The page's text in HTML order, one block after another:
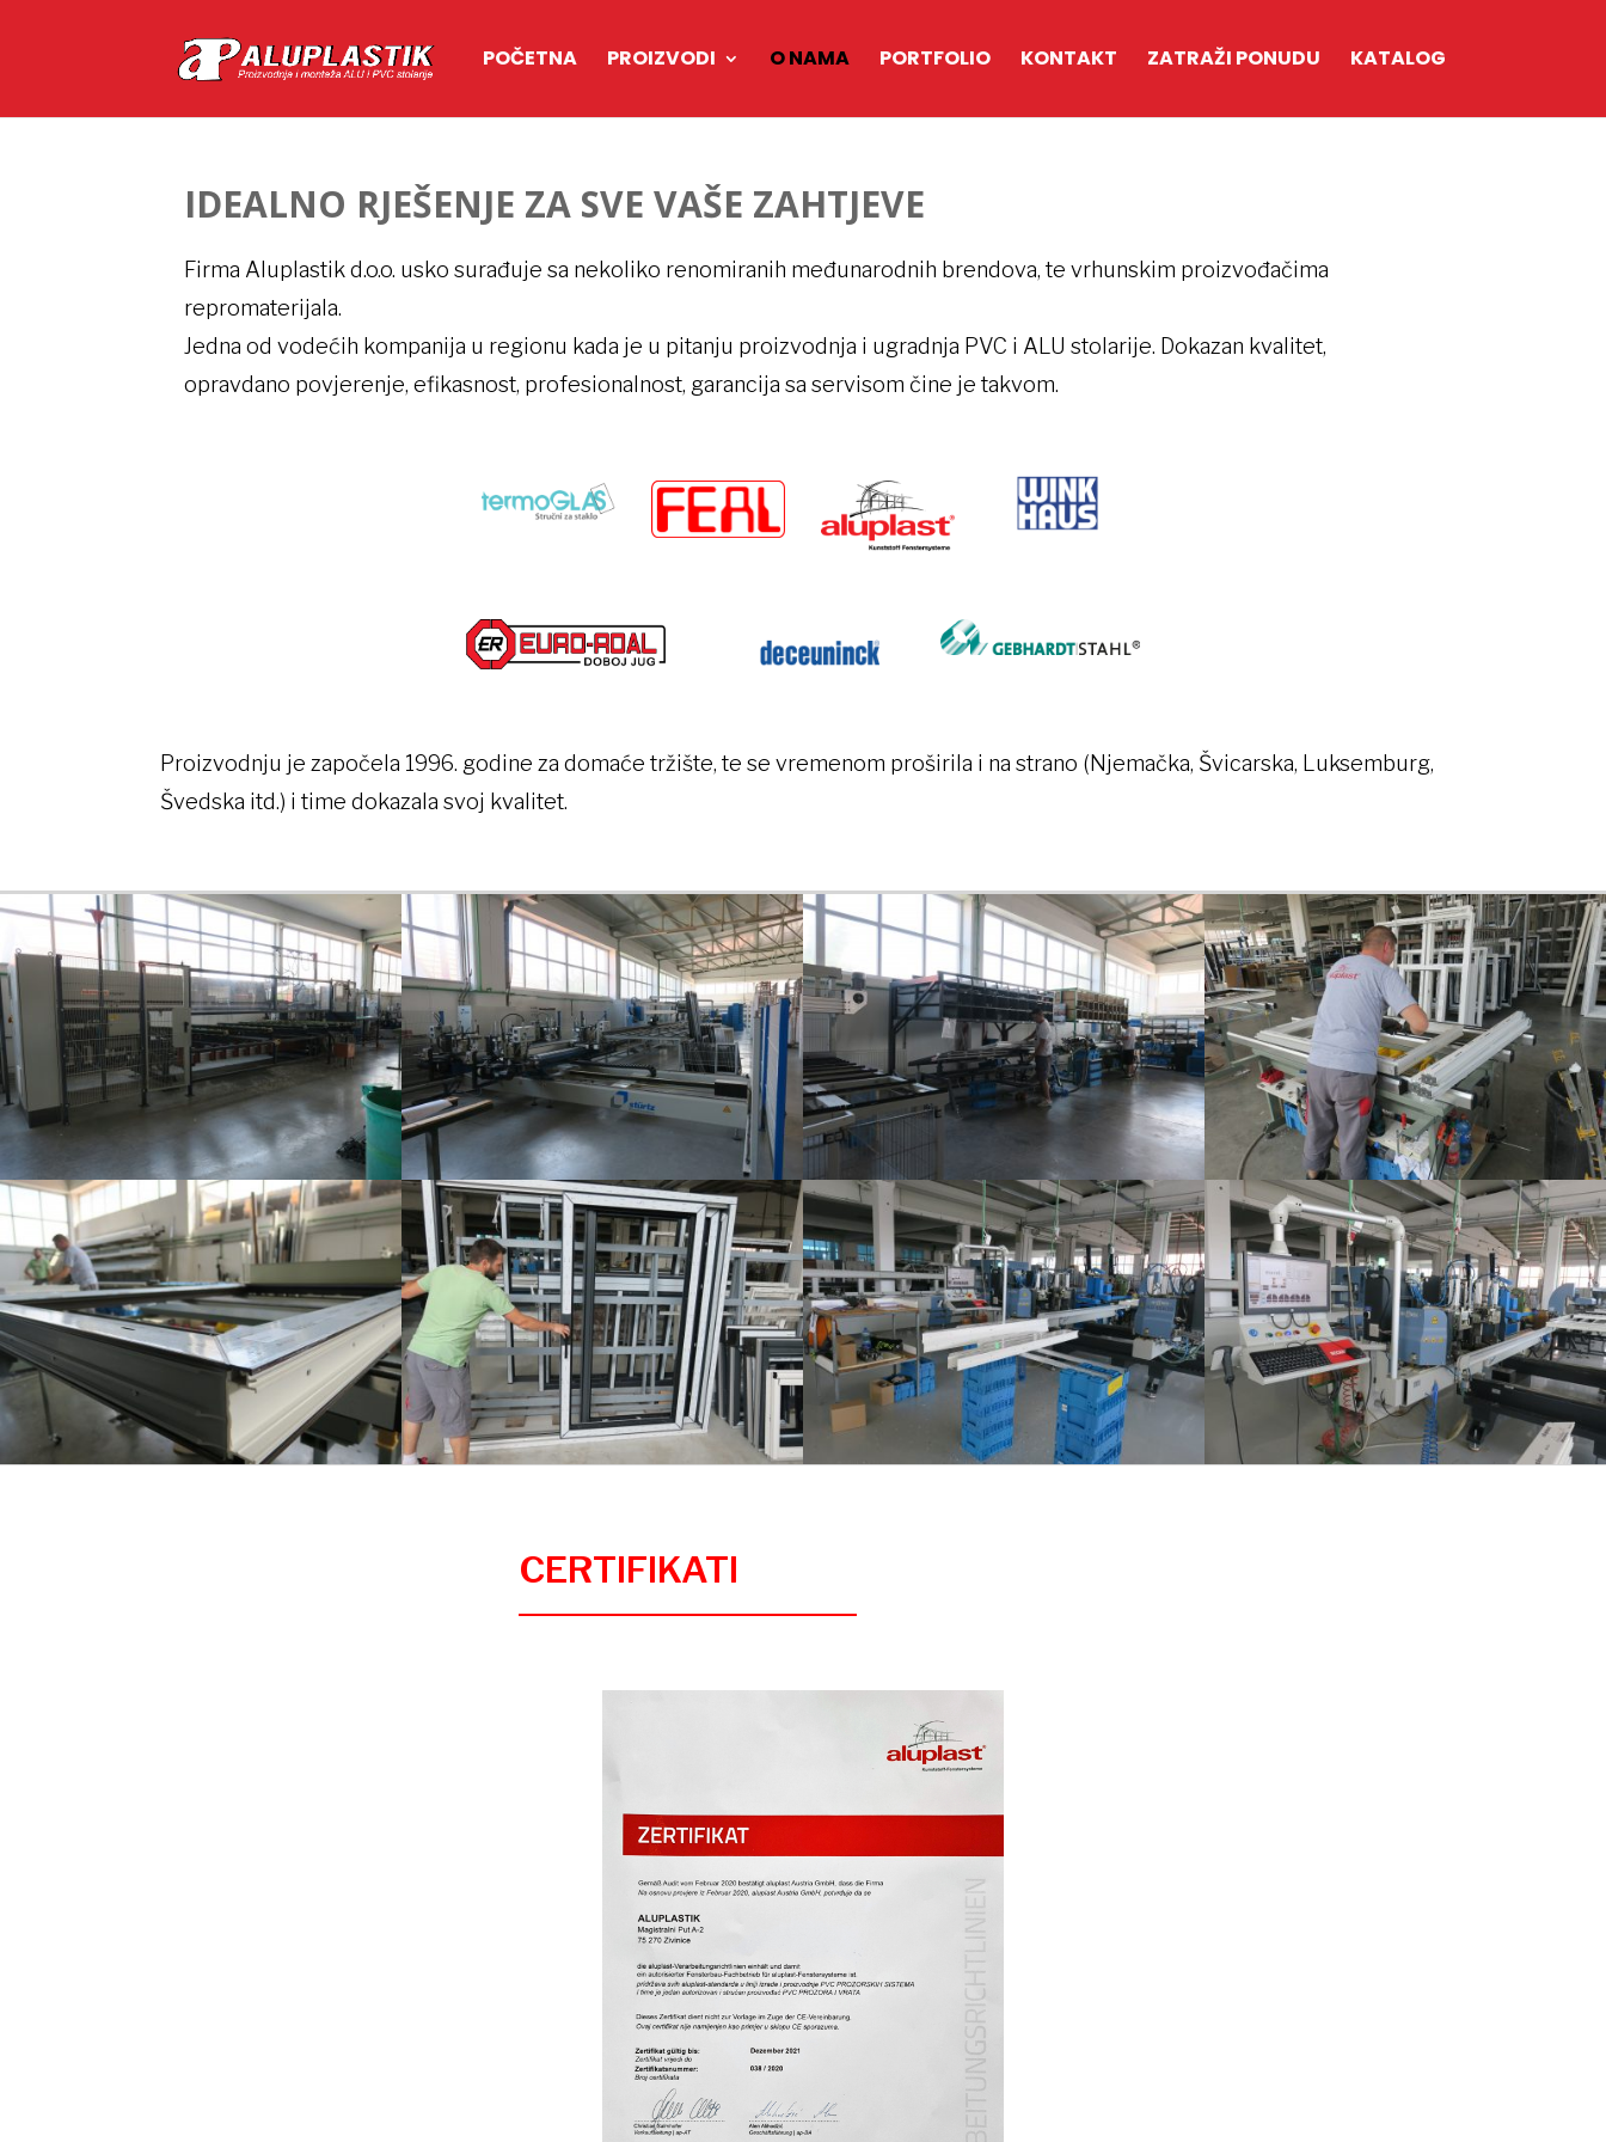
POČETNA PROIZVODI O NAMA PORTFOLIO KONTAKT ZATRAŽI PONUDU KATALOG
IDEALNO RJEŠENJE ZA SVE VAŠE ZAHTJEVE
Firma Aluplastik d.o.o. usko surađuje sa nekoliko renomiranih međunarodnih brendova, te vrhunskim proizvođačima
repromaterijala.
Jedna od vodećih kompanija u regionu kada je u pitanju proizvodnja i ugradnja PVC i ALU stolarije. Dokazan kvalitet,
opravdano povjerenje, efikasnost, profesionalnost, garancija sa servisom čine je takvom.
Proizvodnju je započela 1996. godine za domaće tržište, te se vremenom proširila i na strano ( Njemačka, Švicarska, Luksemburg,
Švedska itd.) i time dokazala svoj kvalitet.
CERTIFIKATI